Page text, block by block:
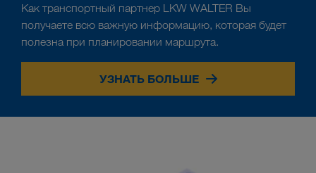
Как транспортный партнер LKW WALTER Вы
получаете всю важную информацию, которая будет
полезна при планировании маршрута.
УЗНАТЬ БОЛЬШЕ